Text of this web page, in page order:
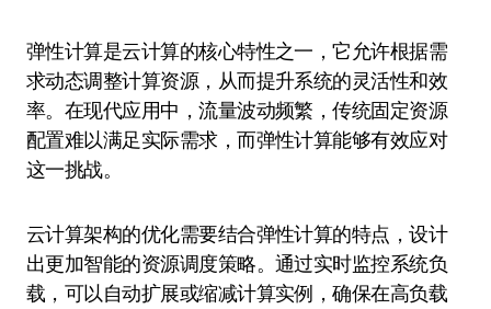
弹性计算是云计算的核心特性之一，它允许根据需
求动态调整计算资源，从而提升系统的灵活性和效
率。在现代应用中，流量波动频繁，传统固定资源
配置难以满足实际需求，而弹性计算能够有效应对
这一挑战。
云计算架构的优化需要结合弹性计算的特点，设计
出更加智能的资源调度策略。通过实时监控系统负
载，可以自动扩展或缩减计算实例，确保在高负载